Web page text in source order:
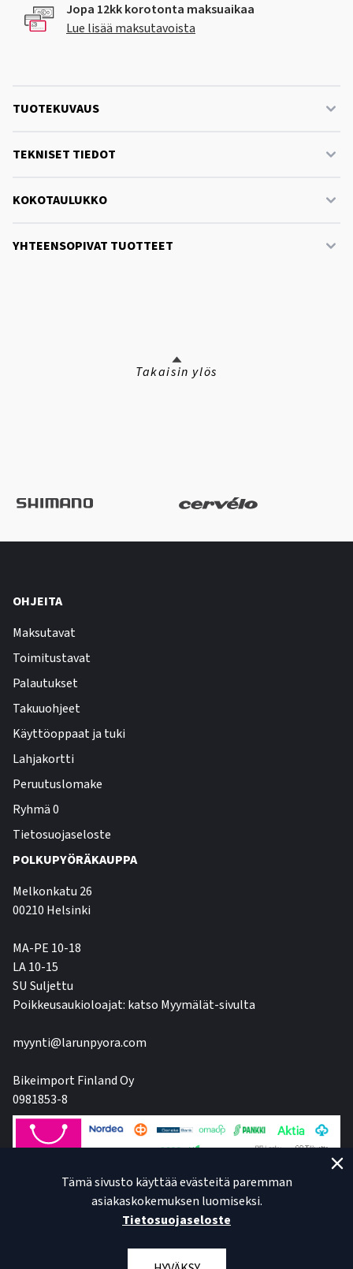
Jopa 12kk korotonta maksuaikaa
Lue lisää maksutavoista
TUOTEKUVAUS
TEKNISET TIEDOT
KOKOTAULUKKO
YHTEENSOPIVAT TUOTTEET
Takaisin ylös
OHJEITA
Maksutavat
Toimitustavat
Palautukset
Takuuohjeet
Käyttöoppaat ja tuki
Lahjakortti
Peruutuslomake
Ryhmä 0
Tietosuojaseloste
POLKUPYÖRÄKAUPPA
Melkonkatu 26
00210 Helsinki
MA-PE 10-18
LA 10-15
SU Suljettu
Poikkeusaukioloajat: katso Myymälät-sivulta
myynti@larunpyora.com
Bikeimport Finland Oy
0981853-8
Tämä sivusto käyttää evästeitä paremman
asiakaskokemuksen luomiseksi.
Tietosuojaseloste